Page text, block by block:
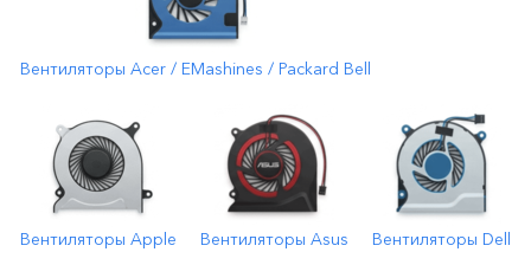
Вентиляторы Acer / EMashines / Packard Bell
Вентиляторы Apple Вентиляторы Asus Вентиляторы Dell